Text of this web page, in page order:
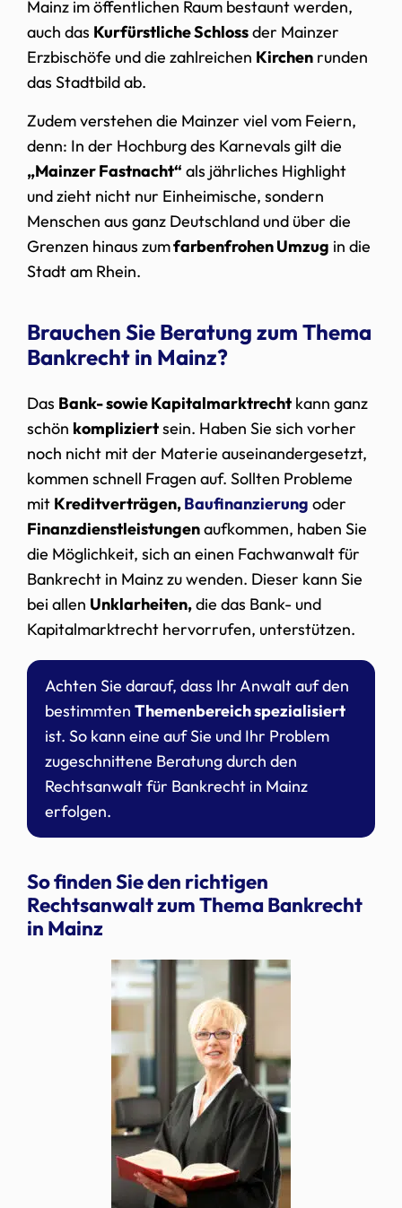
Mainz im öffentlichen Raum bestaunt werden,
auch das Kurfürstliche Schlossder Mainzer
Erzbischöfe und die zahlreichen Kirchen runden
das Stadtbild ab.
Zudem verstehen die Mainzer viel vom Feiern,
denn: In der Hochburg des Karnevals gilt die
„Mainzer Fastnacht“ als jährliches Highlight
und zieht nicht nur Einheimische, sondern
Menschen aus ganz Deutschland und über die
Grenzen hinaus zumfarbenfrohen Umzug in die
Stadt am Rhein.
Brauchen Sie Beratung zum Thema
Bankrecht in Mainz?
Das Bank- sowie Kapitalmarktrecht kann ganz
schön kompliziertsein. Haben Sie sich vorher
noch nicht mit der Materie auseinandergesetzt,
kommen schnell Fragen auf. Sollten Probleme
mit Kreditverträgen,Baufinanzierung oder
Finanzdienstleistungenaufkommen, haben Sie
die Möglichkeit, sich an einen Fachwanwalt für
Bankrecht in Mainz zu wenden. Dieser kann Sie
bei allen Unklarheiten,die das Bank- und
Kapitalmarktrecht hervorrufen, unterstützen.
Achten Sie darauf, dass Ihr Anwalt auf den
bestimmten Themenbereich spezialisiert
ist. So kann eine auf Sie und Ihr Problem
zugeschnittene Beratung durch den
Rechtsanwalt für Bankrecht in Mainz
erfolgen.
So finden Sie den richtigen
Rechtsanwalt zum Thema Bankrecht
in Mainz